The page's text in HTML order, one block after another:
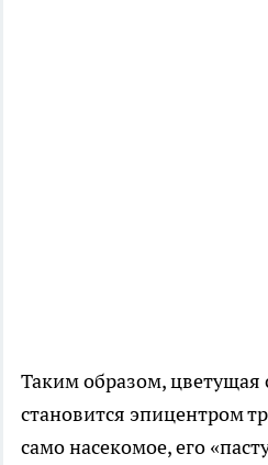
Таким образом, цветущая
становится эпицентром
само насекомое, его